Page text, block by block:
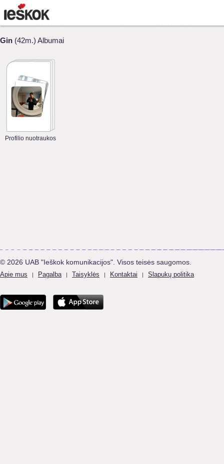
Gin (42m.) Albumai
Profilio nuotraukos
© 2026 UAB "Ieškok komunikacijos". Visos teisės saugomos.
Apie mus | Pagalba | Taisyklės | Kontaktai | Slapukų politika